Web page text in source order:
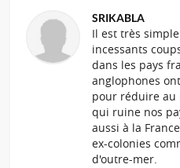
SRIKABLA
Il est très
incessants
dans les pays
anglophones
pour réduire au
qui ruine nos
aussi à la
ex-colonies
d'outre-mer.